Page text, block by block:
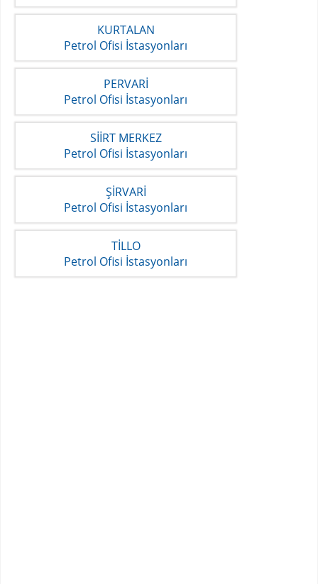
KURTALAN
Petrol Ofisi İstasyonları
PERVARİ
Petrol Ofisi İstasyonları
SİİRT MERKEZ
Petrol Ofisi İstasyonları
ŞİRVARİ
Petrol Ofisi İstasyonları
TİLLO
Petrol Ofisi İstasyonları